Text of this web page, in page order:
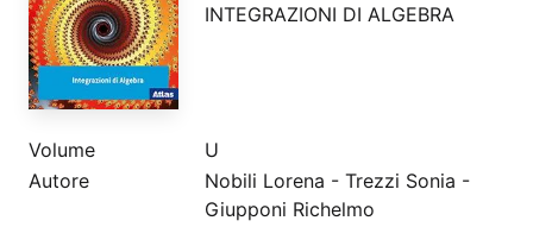
INTEGRAZIONI DI ALGEBRA
Volume
U
Autore
Nobili Lorena - Trezzi Sonia -
Giupponi Richelmo